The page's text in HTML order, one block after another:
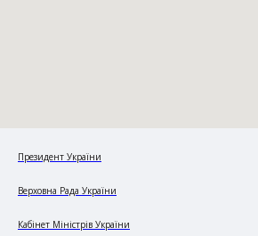
Президент України
Верховна Рада України
Кабінет Міністрів України